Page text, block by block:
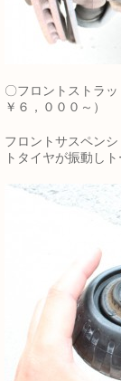
〇フロントストラ
￥６，０００～）
フロントサスペン
トタイヤが振動し